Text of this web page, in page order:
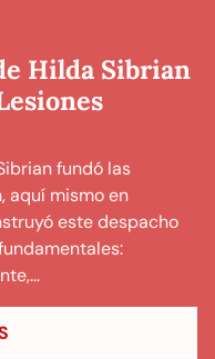
Hilda Sibrian
fundó las
aquí mismo en
este despacho